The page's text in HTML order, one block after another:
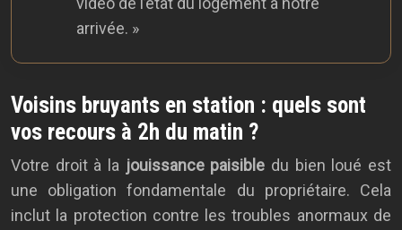
arrivée. »
Voisins bruyants en station : quels sont
vos recours à 2h du matin ?
Votre droit à la jouissance paisible du bien loué est
une obligation fondamentale du propriétaire. Cela
inclut la protection contre les troubles anormaux de